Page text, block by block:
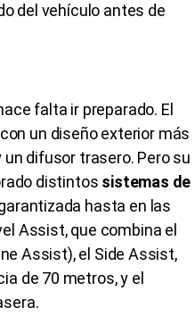
del vehículo antes de
falta ir preparado. El
con un diseño exterior más
difusor trasero. Pero su
distintos sistemas de
hasta en las
Assist, que combina el
Assist), el Side Assist,
de 70 metros, y el